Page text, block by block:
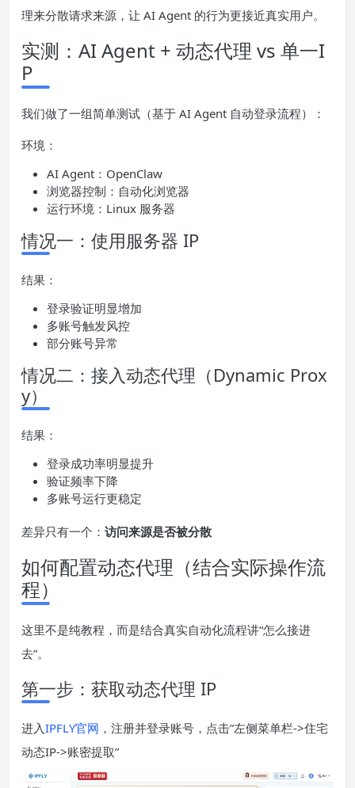
理来分散请求来源，让 AI Agent 的行为更接近真实用户。
实测：AI Agent + 动态代理 vs 单一I
P
我们做了一组简单测试（基于 AI Agent 自动登录流程）：
环境：
AI Agent：OpenClaw
浏览器控制：自动化浏览器
运行环境：Linux 服务器
情况一：使用服务器 IP
结果：
登录验证明显增加
多账号触发风控
部分账号异常
情况二：接入动态代理（Dynamic Prox
y）
结果：
登录成功率明显提升
验证频率下降
多账号运行更稳定
差异只有一个： 访问来源是否被分散
如何配置动态代理（结合实际操作流
程）
这里不是纯教程，而是结合真实自动化流程讲“怎么接进
去”。
第一步：获取动态代理 IP
进入IPFLY官网 ，注册并登录账号，点击”左侧菜单栏->住宅
动态IP->账密提取”